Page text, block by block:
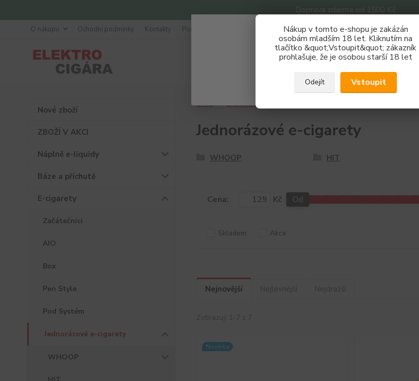
Doprava zdarma od 1500 Kč
Nákup v tomto e-shopu je zakázán
osobám mladším 18 let. Kliknutím na
tlačítko &quot;Vstoupit&quot; zákazník
prohlašuje, že je osobou starší 18 let
Odejít Vstoupit
O nákupu Ochodní podmínky Kontakty Poradna
Hledat
Nové zboží
ZBOŽÍ V AKCI
Náplně e-liquidy
Báze a příchutě
E-cigarety
Začátečníci
AIO
Box
Pen Style
Pod Systém
Jednorázové e-cigarety
WHOOP
Úvod E-cigarety
Jednorázové e-cigarety
WHOOP HIT
Cena: Kč Od
Skladem Akce
Nejnovější
Novinka
Získej slevu 3%
Zaregistruj se a nakupuj se slevou právě teď!
REGISTRAČNÍ FORMULÁŘ
Zavřít